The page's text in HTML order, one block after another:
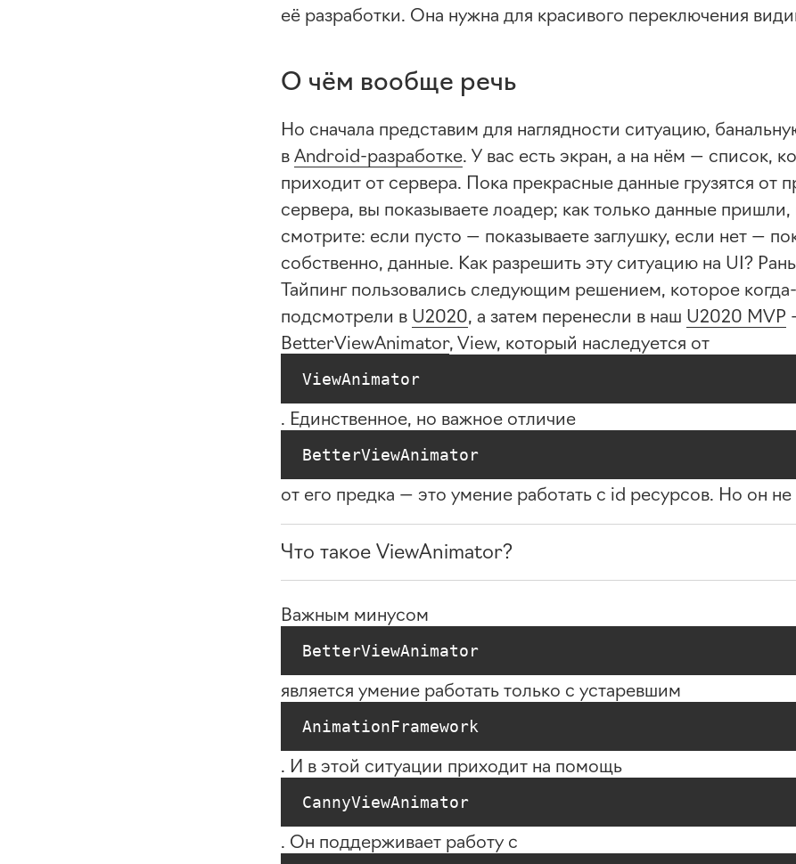
её разработки. Она нужна для красивого переключения
О чём вообще речь
Но сначала представим для наглядности ситуацию,
вAndroid-разработке. У вас есть экран, а на нём — список,
приходит от сервера. Пока прекрасные данные грузятся от
сервера, вы показываете лоадер; как только данные
смотрите: если пусто — показываете заглушку, если нет —
собственно, данные. Как разрешить эту ситуацию на UI?
Тайпинг пользовались следующим решением, которое
подсмотрели в U2020, а затем перенесли в наш U2020 MVP
BetterViewAnimator, View, который наследуется от
ViewAnimator
. Единственное, но важное отличие
BetterViewAnimator
от его предка — это умение работать с id ресурсов. Но он
Что такое ViewAnimator?
Важным минусом
BetterViewAnimator
является умение работать только с устаревшим
AnimationFramework
. И в этой ситуации приходит на помощь
CannyViewAnimator
. Он поддерживает работу с